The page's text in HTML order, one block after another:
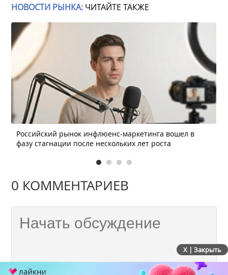
НОВОСТИ РЫНКА: ЧИТАЙТЕ ТАКЖЕ
Российский рынок инфлюенс-маркетинга вошел в
фазу стагнации после нескольких лет роста
0 КОММЕНТАРИЕВ
X | Закрыть